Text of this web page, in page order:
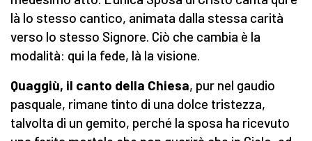
là lo stesso cantico, animata dalla stessa carità
verso lo stesso Signore. Ciò che cambia è la
modalità: qui la fede, là la visione.
Quaggiù, il canto della Chiesa, pur nel gaudio
pasquale, rimane tinto di una dolce tristezza,
talvolta di un gemito, perché la sposa ha ricevuto